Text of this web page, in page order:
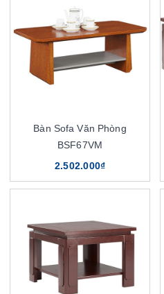
Bàn Sofa Văn Phòng
BSF67VM
2.502.000₫